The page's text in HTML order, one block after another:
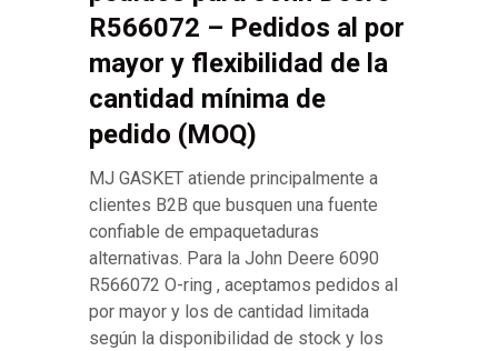
R566072 – Pedidos al por
mayor y flexibilidad de la
cantidad mínima de
pedido (MOQ)
MJ GASKET atiende principalmente a
clientes B2B que busquen una fuente
confiable de empaquetaduras
alternativas. Para la John Deere 6090
R566072 O-ring , aceptamos pedidos al
por mayor y los de cantidad limitada
según la disponibilidad de stock y los